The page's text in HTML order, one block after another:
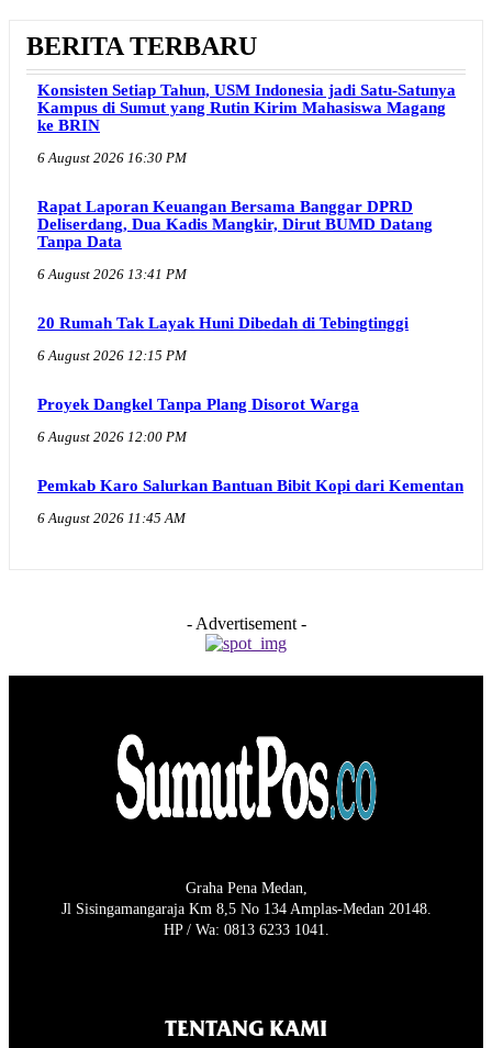
BERITA TERBARU
Konsisten Setiap Tahun, USM Indonesia jadi Satu-Satunya
Kampus di Sumut yang Rutin Kirim Mahasiswa Magang
ke BRIN
6 August 2026 16:30 PM
Rapat Laporan Keuangan Bersama Banggar DPRD
Deliserdang, Dua Kadis Mangkir, Dirut BUMD Datang
Tanpa Data
6 August 2026 13:41 PM
20 Rumah Tak Layak Huni Dibedah di Tebingtinggi
6 August 2026 12:15 PM
Proyek Dangkel Tanpa Plang Disorot Warga
6 August 2026 12:00 PM
Pemkab Karo Salurkan Bantuan Bibit Kopi dari Kementan
6 August 2026 11:45 AM
- Advertisement -
Graha Pena Medan,
Jl Sisingamangaraja Km 8,5 No 134 Amplas-Medan 20148.
HP / Wa: 0813 6233 1041.
TENTANG KAMI